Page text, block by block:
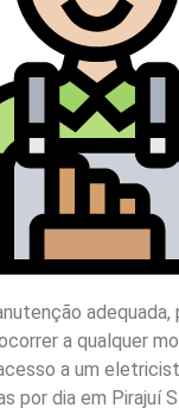
adequada,
a qualquer
a um
por dia em Pirajuí